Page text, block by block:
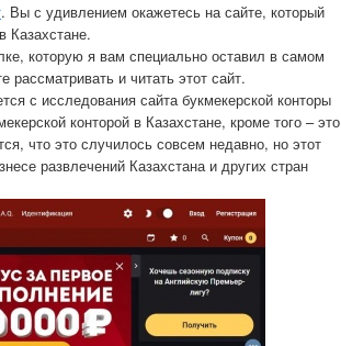
. Вы с удивлением окажетесь на сайте, который
Казахстане.
которую я вам специально оставил в самом
рассматривать и читать этот сайт.
с исследования сайта букмекерской конторы
конторой в Казахстане, кроме того – это
что это случилось совсем недавно, но этот
развлечений Казахстана и других стран